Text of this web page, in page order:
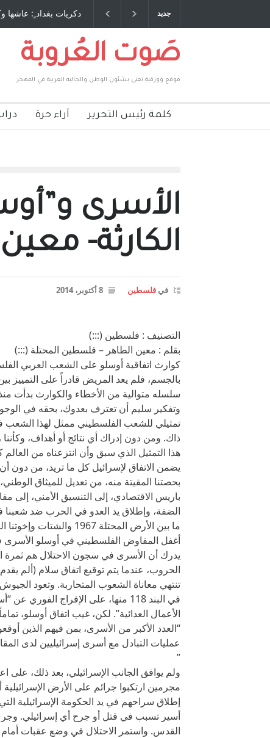
جديد دكريات بغداد ٍ: عاشها طاحنة كتب وترافع فيها بنفسه مرة اخرى.. الشيخ
صاغرون،
صَوت العُروبة
موقع وورقية تعنى بشئون الوطن والجاليه العربية في المهجر
كلمة رئيس التحرير آراء حرة
الأسرى
الكارثة-
في فلسطين 8 أكتوبر، 2014
التصنيف : فلسطين (:::)
بقلم : معين الطاهر – فلسطين المحتلة (:::)
كوارث اتفاقية أوسلو على الشعب العربي
بالجسم، فلم يعد المريض قادراً على التمييز
سلسله متوالية من الأخطاء والكوارث بدأت
وتفكير سليم أن تعترف بعدوك، بحقه في
تمثيلي للشعب الفلسطيني ممثل لهذا الشعب
ذاك. ومن دون إدراك أي نتائج أو أهداف،
هذا التمثيل الذي سبق وأن انتزعناه من
يضمن الاتفاق لإسرائيل كل ما تريد، من دون أن
بحصتنا المقيتة منه، من تعديل للميثاق
باريس الاقتصادي، إلى التنسيق الأمني، إلى
الضفة، وإطلاق يد العدو في الحرب ضد شعبنا
ما بين الأرض المحتلة 1967 والشتات وإخوتنا الذين صمدوا على أرضهم منذ حرب 1948.
أغفل المفاوض الفلسطيني في أوسلو الأسرى
يدرك أن الأسرى في سجون الاحتلال هم ثمرة
الحروب، عندما يتم توقيع اتفاق سلام (ألم
تنتهي معاناة الشعوب المتحاربة. وتعود الجيوش
في البند 118 منها، على الإفراج
الأعمال العدائية”. لكن، غيب اتفاق أوسلو،
“العدد الأكبر من الأسرى، بمن فيهم الذين
عمليات التبادل مع أسرى إسرائيليين لدى
”
ولم يوافق الجانب الإسرائيلي، بعد ذلك،
مجرمين ارتكبوا جرائم على الأرض
إطلاق سراحهم في يد الحكومة الإسرائيلية
القدس. واستمر الاحتلال في وضع عقبات أمام